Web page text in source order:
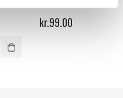
kr.99.00